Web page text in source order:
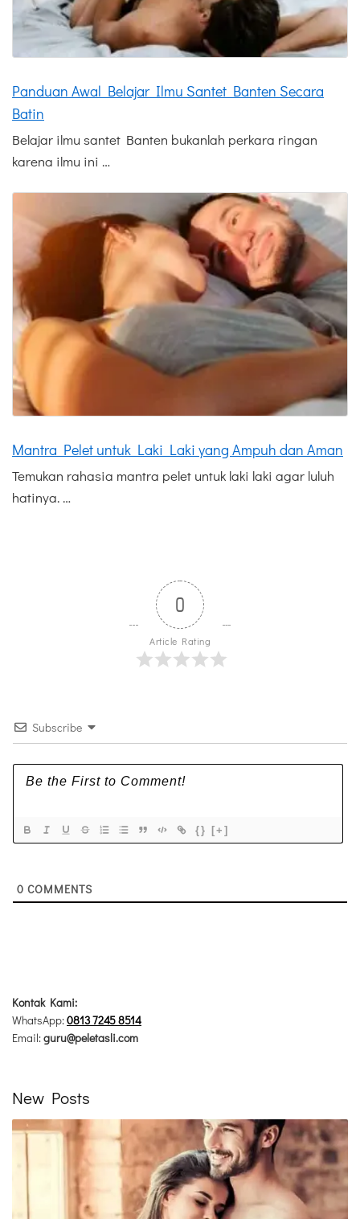
Panduan Awal Belajar Ilmu Santet Banten Secara
Batin
Belajar ilmu santet Banten bukanlah perkara ringan
karena ilmu ini …
Mantra Pelet untuk Laki Laki yang Ampuh dan Aman
Temukan rahasia mantra pelet untuk laki laki agar luluh
hatinya. …
0
Article Rating
Subscribe
{} [+]
0 COMMENTS
Kontak Kami:
WhatsApp:0813 7245 8514
Email:guru@peletasli.com
New Posts